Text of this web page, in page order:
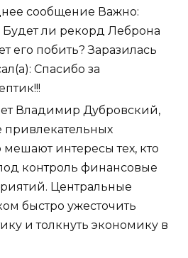
сообщение Важно:
ли рекорд Леброна
его побить? Заразилась
Спасибо за
Владимир Дубровский,
мешают интересы тех, кто
контроль финансовые
Центральные
быстро ужесточить
и толкнуть экономику в